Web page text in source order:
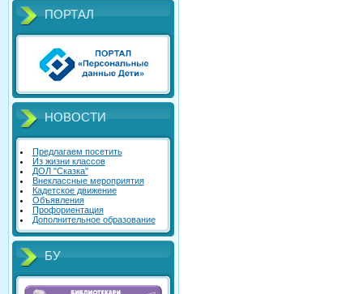
ПОРТАЛ
НОВОСТИ
Предлагаем посетить
Из жизни классов
ДОЛ "Сказка"
Внеклассные мероприятия
Кадетское движение
Объявления
Профориентация
Дополнительное образование
БУ